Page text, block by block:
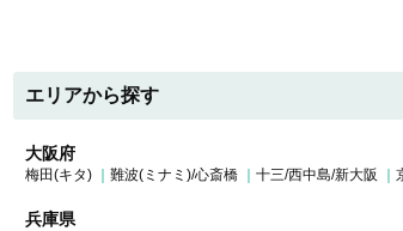
エリアから探す
大阪府
梅田(キタ) 難波(ミナミ)/心斎橋 十三/西中島/新大阪
兵庫県